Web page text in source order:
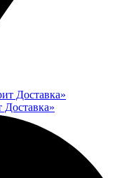
Доставка»